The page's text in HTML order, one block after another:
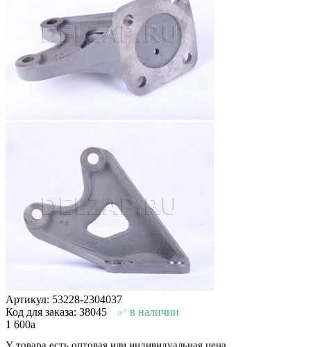
Артикул: 53228-2304037
Код для заказа: 38045
в наличии
1 600a
У товара есть оптовая или индивидуальная цена